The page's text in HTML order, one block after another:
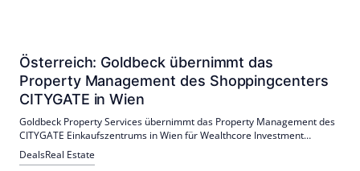
Österreich: Goldbeck übernimmt das
Property Management des Shoppingcenters
CITYGATE in Wien
Goldbeck Property Services übernimmt das Property Management des
CITYGATE Einkaufszentrums in Wien für Wealthcore Investment
Management. Die Aufgaben umfassen die technische und
kaufmännische Verwaltung des Objekts.
DealsReal Estate